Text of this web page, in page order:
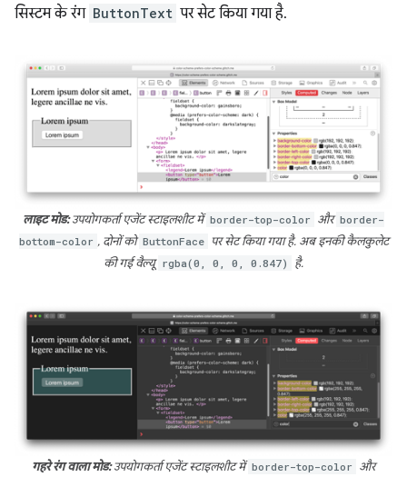
सिस्टम के रंग ButtonText पर सेट किया गया है.
लाइट मोड:उपयोगकर्ता एजेंट स्टाइलशीट में border-top-color और border-
bottom-color , दोनों को ButtonFace पर सेट किया गया है. अब इनकी कैलकुलेट
की गई वैल्यू rgba(0, 0, 0, 0.847) है.
गहरे रंग वाला मोड:उपयोगकर्ता एजेंट स्टाइलशीट में border-top-color और